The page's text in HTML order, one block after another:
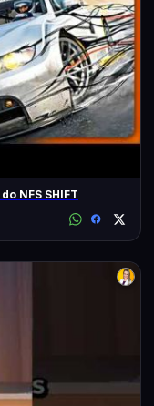
NFS SHIFT